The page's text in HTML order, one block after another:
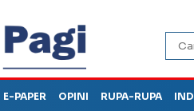
E-PAPER OPINI RUPA-RUPA